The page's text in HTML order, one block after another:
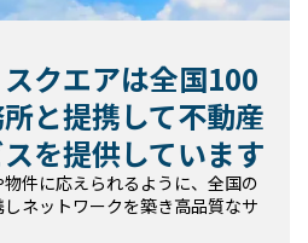
クエアは全国100
と提携して不動産
を提供しています
件に応えられるように、全国の
ネットワークを築き高品質なサ